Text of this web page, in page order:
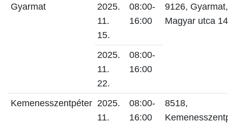
Gyarmat
2025.
11.
15.
08:00-
16:00
9126, Gyarmat,
Magyar utca
2025.
11.
22.
08:00-
16:00
Kemenesszentpéter 2025.
11.
08:00-
16:00
8518,